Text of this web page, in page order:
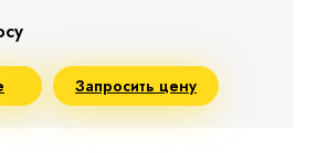
Запросить цену